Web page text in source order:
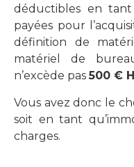
déductibles en
payées pour
définition de
matériel de
n’excède pas500 €
Vous avez donc le
soit en tant
charges.